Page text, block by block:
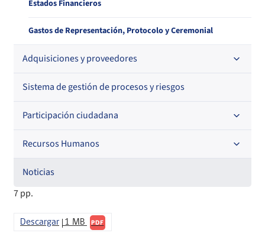
Estados Financieros
Gastos de Representación, Protocolo y Ceremonial
Adquisiciones y proveedores
Contrataciones
Histórico de órdenes de compra
Histórico detalle Pago a Proveedores
Información para proveedores institucionales
Informa Licitaciones
Licitaciones en curso
Órdenes de compra
Sistema de gestión de procesos y riesgos
Participación ciudadana
Acceso a información relevante
Audiencias Públicas
Consejo de la Sociedad Civil
Cuenta Pública Participativa
Recursos Humanos
Código de Ética de la Superintendencia
Noticias
7 pp.
Descargar 1 MB PDF